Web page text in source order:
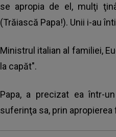
se apropia de el, mulţi
(Trăiască Papa!). Unii i-au
Ministrul italian al familiei,
la capăt".
Papa, a precizat ea într-
suferinţa sa, prin